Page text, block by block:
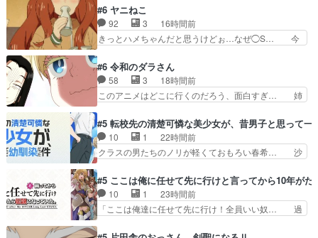
去ってまた一難、律がビオラの呪縛から… 「私は
あなたが嫌いなんです」「バンドやめ… 何が起き
ているのか！？次週、みゅーたいぷ… ビオラ様、
律ちゃんを奪うのではなく敢えて… 助けたい気持
へ転校してきた律の歓迎会が… そろそろ解散イベ
ント発生かなっと思ったけ… ようやくバンドの中
での深い対話やそこから…
#6 ヤニねこ
92 3
16時間前
きっとハメちゃんだと思うけどぉ…なぜ◯S… 今
なるままに日くらし硯にむかひて連れ達… 感想
は、アルねこ面白い！突き当たりを右で… アルね
こちゃんが無事で良かった。江の島ま… アルねこ
がトイレに向かった先が出口越えて… ペンペンね
人が就ける職には制限がある」… まだ健康でいら
れると信じて欲に塗れた獣人… ♥︎⁡ꔛアルにゃん。
みたら、描きたくなっ…
#6 令和のダラさん
58 3
18時間前
このアニメはどこに行くのだろう、面白すぎ… 姉
話感想：父親の仕事に合わせて親戚の家… 第６話
感想：薫くんアニメ､特撮､漫画､ゲ… 特殊EDとい
うか、『激昂無頼!!ガン・バ… 折角オカルトもの
の雰囲気だったのにEDが… 小5男子に理想のご近
ぉ!!!特に透過光と… 超常の存在を信じる日向と友
隆の出会いが夏… ダラさんの6本の腕ってそうい
うことだった…
#5 転校先の清楚可憐な美少女が、昔男子と思って一
10 1
22時間前
クラスの男たちのノリが軽くておもろい春希… 沙
もちゃんが透けブラしててびっくりして… レベル
のキャラが登場。相変わらず顔や体の… 隼人が春
希の級友を巻き込んだイジりに動じ… 第５話を
U-NEXTで視聴しました。視聴… ラブコメで天然
#5 ここは俺に任せて先に行けと言ってから10年が
10 1
23時間前
「ここは俺達に任せて先に行け！全員いい奴… 過
鈴奈（@0suzuna0）が【マリー… 村ごと乗っ取